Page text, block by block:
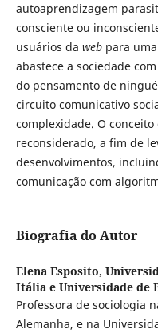
autoaprendizagem
consciente ou
usuários da web para
abastece a sociedade
do pensamento de
circuito comunicativo
complexidade. O
reconsiderado, a fim de
desenvolvimentos,
comunicação com
Biografia do Autor
Elena Esposito,
Itália e Universidade de
Professora de sociologia
Alemanha, e na